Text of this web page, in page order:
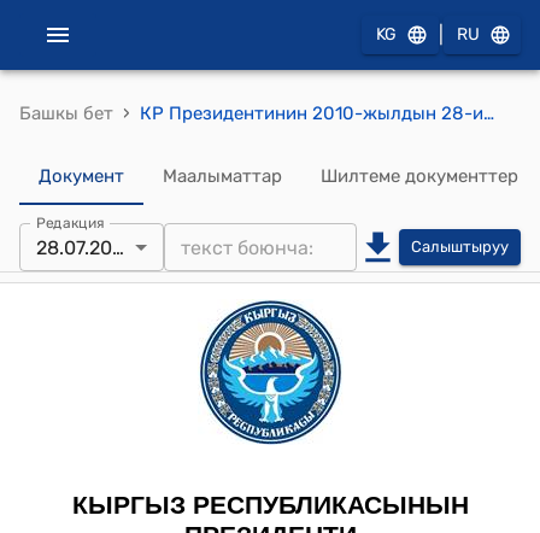
KG RU
Башкы бет › КР Президентинин 2010-жылдын 28-июлундагы ПЖ №61 "А. Садыков жөнүндө" жарлыгы
Документ Маалыматтар Шилтеме документтер
Редакция
28.07.2010 Салыштыруу